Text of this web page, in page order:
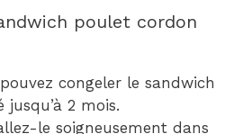
poulet cordon
congeler le sandwich
2 mois.
le soigneusement dans